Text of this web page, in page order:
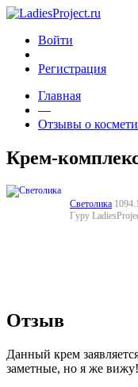
Войти
Регистрация
Главная
—
Отзывы о
Крем-
Светолика
Гуру
Отзыв
Данный крем
заметные, но я же вижу!